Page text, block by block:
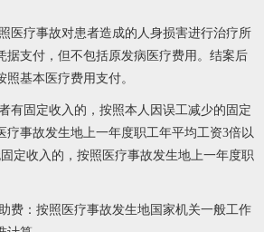
医疗事故对患者造成的人身损害进行治疗所
据支付，但不包括原发病医疗费用。结案后
基本医疗费用支付。
有固定收入的，按照本人因误工减少的固定
疗事故发生地上一年度职工年平均工资3倍以
定收入的，按照医疗事故发生地上一年度职
费：按照医疗事故发生地国家机关一般工作